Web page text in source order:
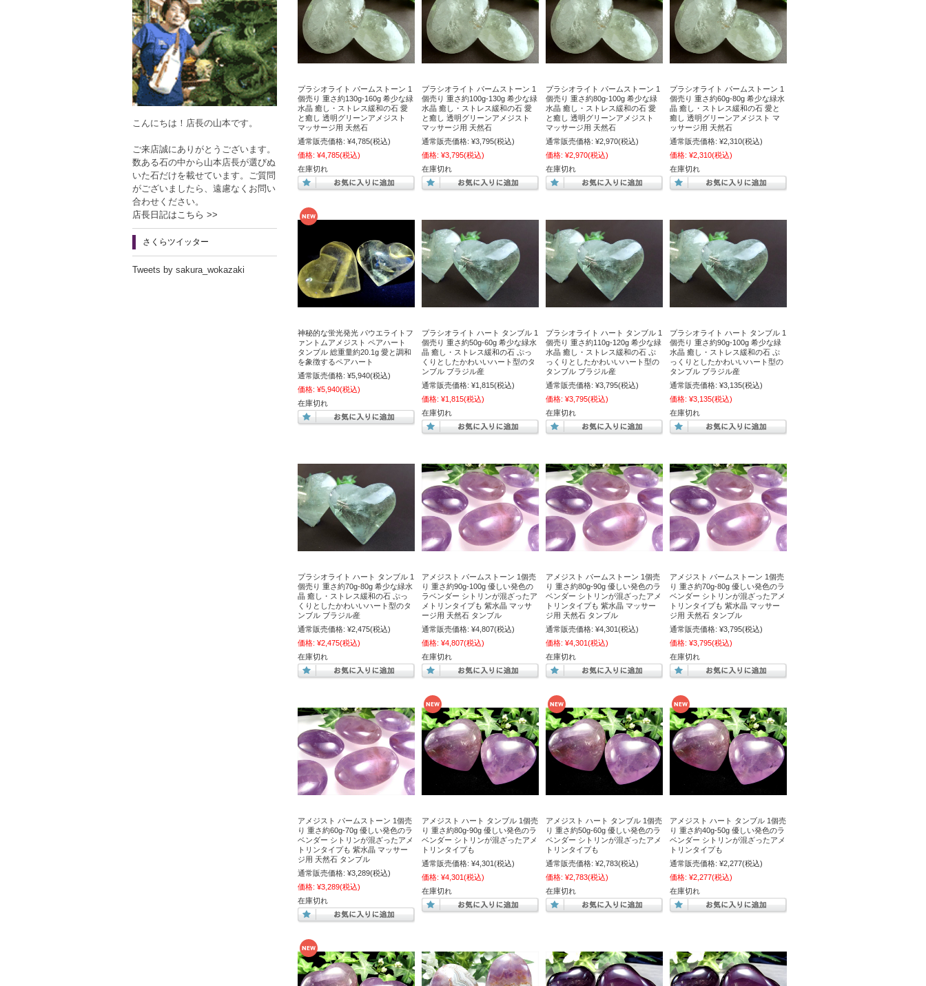
プラシオライト パームストーン 1
個売り 重さ約130g-160g 希少な緑
水晶 癒し・ストレス緩和の石 愛
と癒し 透明グリーンアメジスト
マッサージ用 天然石
通常販売価格: ¥4,785(税込)
価格: ¥4,785(税込)
在庫切れ
プラシオライト パームストーン 1
個売り 重さ約100g-130g 希少な緑
水晶 癒し・ストレス緩和の石 愛
と癒し 透明グリーンアメジスト
マッサージ用 天然石
通常販売価格: ¥3,795(税込)
価格: ¥3,795(税込)
在庫切れ
プラシオライト パームストーン 1
個売り 重さ約80g-100g 希少な緑
水晶 癒し・ストレス緩和の石 愛
と癒し 透明グリーンアメジスト
マッサージ用 天然石
通常販売価格: ¥2,970(税込)
価格: ¥2,970(税込)
在庫切れ
プラシオライト パームストーン 1
個売り 重さ約60g-80g 希少な緑水
晶 癒し・ストレス緩和の石 愛と
癒し 透明グリーンアメジスト マ
ッサージ用 天然石
通常販売価格: ¥2,310(税込)
価格: ¥2,310(税込)
在庫切れ
神秘的な蛍光発光 パウエライトフ
ァントムアメジスト ペアハート
タンブル 総重量約20.1g 愛と調和
を象徴するペアハート
通常販売価格: ¥5,940(税込)
価格: ¥5,940(税込)
在庫切れ
プラシオライト ハート タンブル 1
個売り 重さ約50g-60g 希少な緑水
晶 癒し・ストレス緩和の石 ぷっ
くりとしたかわいいハート型のタ
ンブル ブラジル産
通常販売価格: ¥1,815(税込)
価格: ¥1,815(税込)
在庫切れ
プラシオライト ハート タンブル 1
個売り 重さ約110g-120g 希少な緑
水晶 癒し・ストレス緩和の石 ぷ
っくりとしたかわいいハート型の
タンブル ブラジル産
通常販売価格: ¥3,795(税込)
価格: ¥3,795(税込)
在庫切れ
プラシオライト ハート タンブル 1
個売り 重さ約90g-100g 希少な緑
水晶 癒し・ストレス緩和の石 ぷ
っくりとしたかわいいハート型の
タンブル ブラジル産
通常販売価格: ¥3,135(税込)
価格: ¥3,135(税込)
在庫切れ
プラシオライト ハート タンブル 1
個売り 重さ約70g-80g 希少な緑水
晶 癒し・ストレス緩和の石 ぷっ
くりとしたかわいいハート型のタ
ンブル ブラジル産
通常販売価格: ¥2,475(税込)
価格: ¥2,475(税込)
在庫切れ
アメジスト パームストーン 1個売
り 重さ約90g-100g 優しい発色の
ラベンダー シトリンが混ざったア
メトリンタイプも 紫水晶 マッサ
ージ用 天然石 タンブル
通常販売価格: ¥4,807(税込)
価格: ¥4,807(税込)
在庫切れ
アメジスト パームストーン 1個売
り 重さ約80g-90g 優しい発色のラ
ベンダー シトリンが混ざったアメ
トリンタイプも 紫水晶 マッサー
ジ用 天然石 タンブル
通常販売価格: ¥4,301(税込)
価格: ¥4,301(税込)
在庫切れ
アメジスト パームストーン 1個売
り 重さ約70g-80g 優しい発色のラ
ベンダー シトリンが混ざったアメ
トリンタイプも 紫水晶 マッサー
ジ用 天然石 タンブル
通常販売価格: ¥3,795(税込)
価格: ¥3,795(税込)
在庫切れ
アメジスト パームストーン 1個売
り 重さ約60g-70g 優しい発色のラ
ベンダー シトリンが混ざったアメ
トリンタイプも 紫水晶 マッサー
ジ用 天然石 タンブル
通常販売価格: ¥3,289(税込)
価格: ¥3,289(税込)
在庫切れ
アメジスト ハート タンブル 1個売
り 重さ約80g-90g 優しい発色のラ
ベンダー シトリンが混ざったアメ
トリンタイプも
通常販売価格: ¥4,301(税込)
価格: ¥4,301(税込)
在庫切れ
アメジスト ハート タンブル 1個売
り 重さ約50g-60g 優しい発色のラ
ベンダー シトリンが混ざったアメ
トリンタイプも
通常販売価格: ¥2,783(税込)
価格: ¥2,783(税込)
在庫切れ
アメジスト ハート タンブル 1個売
り 重さ約40g-50g 優しい発色のラ
ベンダー シトリンが混ざったアメ
トリンタイプも
通常販売価格: ¥2,277(税込)
価格: ¥2,277(税込)
在庫切れ
こんにちは！店長の山本です。
ご来店誠にありがとうございます。
数ある石の中から山本店長が選びぬ
いた石だけを載せています。ご質問
がございましたら、遠慮なくお問い
合わせください。
店長日記はこちら >>
さくらツイッター
Tweets by sakura_wokazaki